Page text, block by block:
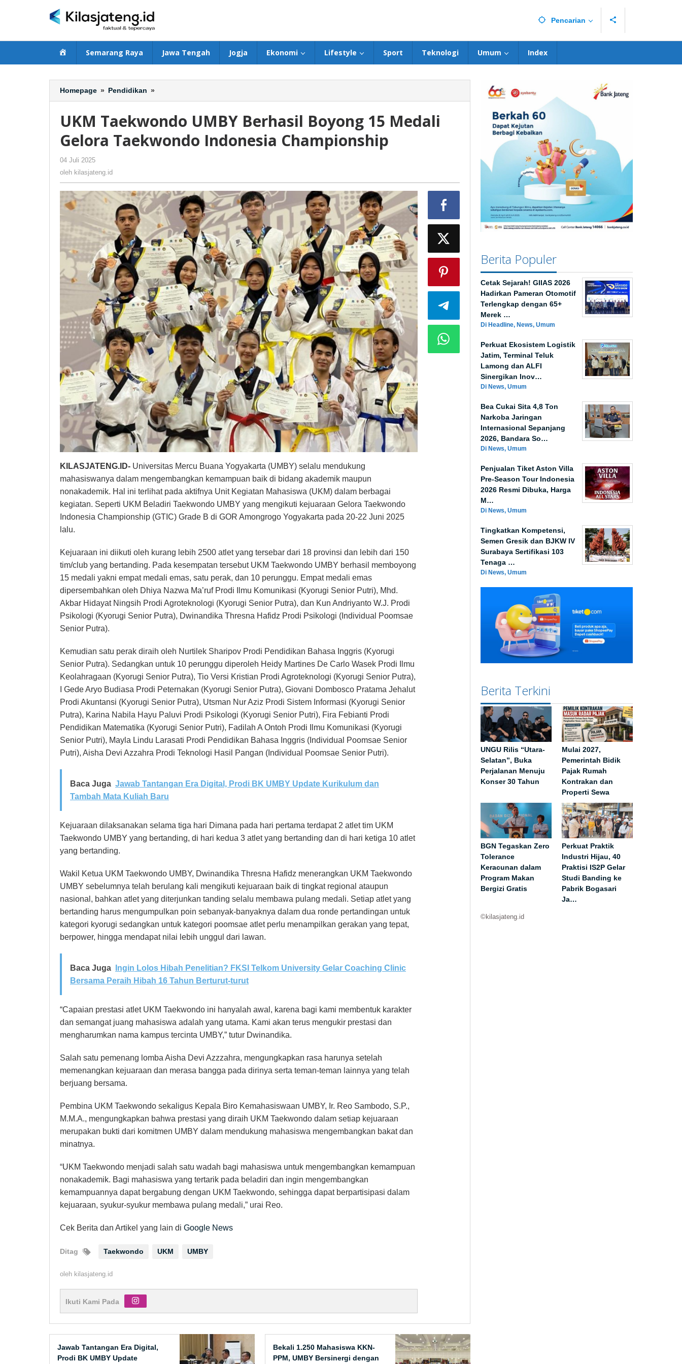
Pencarian
BerandaSemarang Raya Jawa Tengah Jogja Ekonomi Lifestyle Sport Teknologi Umum Index
Homepage » Pendidikan »
Taekwondo
Berhasil
15
Championship
UKM Taekwondo UMBY Berhasil Boyong 15 Medali
Gelora Taekwondo Indonesia Championship
04 Juli 2025
kilasjateng.id
oleh kilasjateng.id
KILASJATENG.ID- Universitas Mercu Buana Yogyakarta (UMBY) selalu mendukung
mahasiswanya dalam mengembangkan kemampuan baik di bidang akademik maupun
nonakademik. Hal ini terlihat pada aktifnya Unit Kegiatan Mahasiswa (UKM) dalam berbagai
kegiatan. Seperti UKM Beladiri Taekwondo UMBY yang mengikuti kejuaraan Gelora Taekwondo
Indonesia Championship (GTIC) Grade B di GOR Amongrogo Yogyakarta pada 20-22 Juni 2025
lalu.
Kejuaraan ini diikuti oleh kurang lebih 2500 atlet yang tersebar dari 18 provinsi dan lebih dari 150
tim/club yang bertanding. Pada kesempatan tersebut UKM Taekwondo UMBY berhasil memboyong
15 medali yakni empat medali emas, satu perak, dan 10 perunggu. Empat medali emas
dipersembahkan oleh Dhiya Nazwa Ma’ruf Prodi Ilmu Komunikasi (Kyorugi Senior Putri), Mhd.
Akbar Hidayat Ningsih Prodi Agroteknologi (Kyorugi Senior Putra), dan Kun Andriyanto W.J. Prodi
Psikologi (Kyorugi Senior Putra), Dwinandika Thresna Hafidz Prodi Psikologi (Individual Poomsae
Senior Putra).
Kemudian satu perak diraih oleh Nurtilek Sharipov Prodi Pendidikan Bahasa Inggris (Kyorugi
Senior Putra). Sedangkan untuk 10 perunggu diperoleh Heidy Martines De Carlo Wasek Prodi Ilmu
Keolahragaan (Kyorugi Senior Putra), Tio Versi Kristian Prodi Agroteknologi (Kyorugi Senior Putra),
I Gede Aryo Budiasa Prodi Peternakan (Kyorugi Senior Putra), Giovani Dombosco Pratama Jehalut
Prodi Akuntansi (Kyorugi Senior Putra), Utsman Nur Aziz Prodi Sistem Informasi (Kyorugi Senior
Putra), Karina Nabila Hayu Paluvi Prodi Psikologi (Kyorugi Senior Putri), Fira Febianti Prodi
Pendidikan Matematika (Kyorugi Senior Putri), Fadilah A Ontoh Prodi Ilmu Komunikasi (Kyorugi
Senior Putri), Mayla Lindu Larasati Prodi Pendidikan Bahasa Inggris (Individual Poomsae Senior
Putri), Aisha Devi Azzahra Prodi Teknologi Hasil Pangan (Individual Poomsae Senior Putri).
Baca Juga Jawab Tantangan Era Digital, Prodi BK UMBY Update Kurikulum dan
Tambah Mata Kuliah Baru
Kejuaraan dilaksanakan selama tiga hari Dimana pada hari pertama terdapat 2 atlet tim UKM
Taekwondo UMBY yang bertanding, di hari kedua 3 atlet yang bertanding dan di hari ketiga 10 atlet
yang bertanding.
Wakil Ketua UKM Taekwondo UMBY, Dwinandika Thresna Hafidz menerangkan UKM Taekwondo
UMBY sebelumnya telah berulang kali mengikuti kejuaraan baik di tingkat regional ataupun
nasional, bahkan atlet yang diterjunkan tanding selalu membawa pulang medali. Setiap atlet yang
bertanding harus mengumpulkan poin sebanyak-banyaknya dalam dua ronde pertandingan untuk
kategori kyorugi sedangkan untuk kategori poomsae atlet perlu menampilkan gerakan yang tepat,
berpower, hingga mendapat nilai lebih unggul dari lawan.
Baca Juga
Ingin Lolos Hibah Penelitian? FKSI Telkom University Gelar Coaching Clinic
Bersama Peraih Hibah 16 Tahun Berturut-turut
“Capaian prestasi atlet UKM Taekwondo ini hanyalah awal, karena bagi kami membentuk karakter
dan semangat juang mahasiswa adalah yang utama. Kami akan terus mengukir prestasi dan
mengharumkan nama kampus tercinta UMBY,” tutur Dwinandika.
Salah satu pemenang lomba Aisha Devi Azzzahra, mengungkapkan rasa harunya setelah
memenangkan kejuaraan dan merasa bangga pada dirinya serta teman-teman lainnya yang telah
berjuang bersama.
Pembina UKM Taekwondo sekaligus Kepala Biro Kemahasiswaan UMBY, Ir. Reo Sambodo, S.P.,
M.M.A., mengungkapkan bahwa prestasi yang diraih UKM Taekwondo dalam setiap kejuaraan
merupakan bukti dari komitmen UMBY dalam mendukung mahasiswa mengembangkan bakat dan
minatnya.
“UKM Taekwondo menjadi salah satu wadah bagi mahasiswa untuk mengembangkan kemampuan
nonakademik. Bagi mahasiswa yang tertarik pada beladiri dan ingin mengembangkan
kemampuannya dapat bergabung dengan UKM Taekwondo, sehingga dapat berpartisipasi dalam
kejuaraan, syukur-syukur membawa pulang medali,” urai Reo.
Cek Berita dan Artikel yang lain di Google News
Ditag Taekwondo UKM UMBY
oleh kilasjateng.id
Ikuti Kami Pada
Jawab Tantangan Era Digital,
Prodi BK UMBY Update
Bekali 1.250 Mahasiswa KKN-
PPM, UMBY Bersinergi dengan
Berita Populer
Cetak Sejarah! GIIAS 2026
Hadirkan Pameran Otomotif
Terlengkap dengan 65+
Merek …
Di Headline, News, Umum
Perkuat Ekosistem Logistik
Jatim, Terminal Teluk
Lamong dan ALFI
Sinergikan Inov…
Di News, Umum
Bea Cukai Sita 4,8 Ton
Narkoba Jaringan
Internasional Sepanjang
2026, Bandara So…
Di News, Umum
Penjualan Tiket Aston Villa
Pre-Season Tour Indonesia
2026 Resmi Dibuka, Harga
M…
Di News, Umum
Tingkatkan Kompetensi,
Semen Gresik dan BJKW IV
Surabaya Sertifikasi 103
Tenaga …
Di News, Umum
Berita Terkini
UNGU Rilis “Utara-
Selatan”, Buka
Perjalanan Menuju
Konser 30 Tahun
Mulai 2027,
Pemerintah Bidik
Pajak Rumah
Kontrakan dan
Properti Sewa
BGN Tegaskan Zero
Tolerance
Keracunan dalam
Program Makan
Bergizi Gratis
Perkuat Praktik
Industri Hijau, 40
Praktisi IS2P Gelar
Studi Banding ke
Pabrik Bogasari
Ja…
©kilasjateng.id